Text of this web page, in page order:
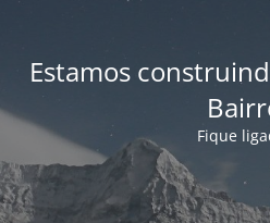
Estamos
Fique